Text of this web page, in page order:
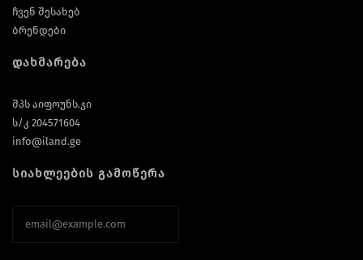
ჩვენ შესახებ
ბრენდები
დახმარება
შპს აიფოუნს.ჯი
ს/კ 204571604
info@iland.ge
სიახლეების გამოწერა